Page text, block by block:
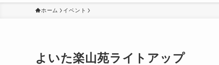
ホーム イベント
よいた楽山苑ライトアップ